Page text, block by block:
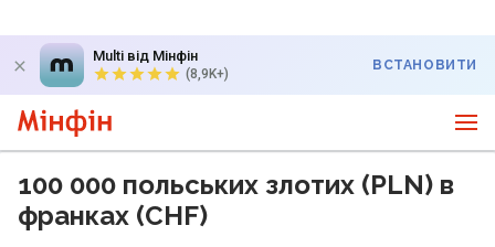
Multi від Мінфін
(8,9K+)
ВСТАНОВИТИ
100 000 польських злотих (PLN) в
франках (CHF)